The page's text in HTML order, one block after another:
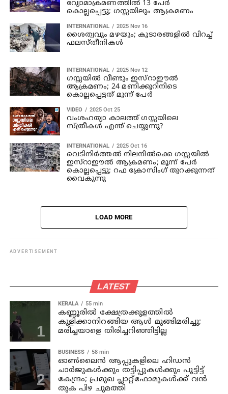
വ്യോമാക്രമണത്തിൽ 13 പേർ
കൊല്ലപ്പെട്ടു; ഗസ്സയിലും ആക്രമണം
INTERNATIONAL 2025 Nov 16
ശൈത്യവും മഴയും; കൂടാരങ്ങളിൽ വിറച്ച്
ഫലസ്തീനികൾ
INTERNATIONAL 2025 Nov 12
ഗസ്സയില്‍ വീണ്ടും ഇസ്‌റാഈല്‍
ആക്രമണം; 24 മണിക്കൂറിനിടെ
കൊല്ലപ്പെട്ടത് മൂന്ന് പേര്‍
VIDEO 2025 Oct 25
വംശഹത്യാ കാലത്ത് ഗസ്സയിലെ
സ്ത്രീകൾ എന്ത് ചെയ്യുന്നു?
INTERNATIONAL 2025 Oct 16
വെടിനിർത്തൽ നിലനിൽക്കെ ഗസ്സയിൽ
ഇസ്റാഈൽ ആക്രമണം; മൂന്ന് പേർ
കൊല്ലപ്പെട്ടു; റഫ ക്രോസിംഗ് തുറക്കുന്നത്
വൈകുന്നു
LOAD MORE
ADVERTISEMENT
LATEST
KERALA 55 min
കണ്ണൂരില്‍ ക്ഷേത്രക്കുളത്തില്‍
കുളിക്കാനിറങ്ങിയ ആള്‍ മുങ്ങിമരിച്ചു;
മരിച്ചയാളെ തിരിച്ചറിഞ്ഞിട്ടില്ല
BUSINESS 58 min
ഓൺലൈൻ ആപ്പുകളിലെ ഹിഡൻ
ചാർജുകൾക്കും തട്ടിപ്പുകൾക്കും പൂട്ടിട്ട്
കേന്ദ്രം; പ്രമുഖ പ്ലാറ്റ്‌ഫോമുകൾക്ക് വൻ
തുക പിഴ ചുമത്തി